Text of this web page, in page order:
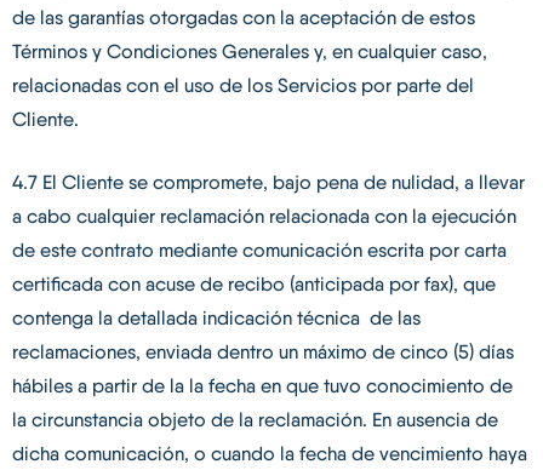
de las garantías otorgadas con la aceptación de estos
Términos y Condiciones Generales y, en cualquier caso,
relacionadas con el uso de los Servicios por parte del
Cliente.
4.7 El Cliente se compromete, bajo pena de nulidad, a llevar
a cabo cualquier reclamación relacionada con la ejecución
de este contrato mediante comunicación escrita por carta
certificada con acuse de recibo (anticipada por fax), que
contenga la detallada indicación técnica de las
reclamaciones, enviada dentro un máximo de cinco (5) días
hábiles a partir de la la fecha en que tuvo conocimiento de
la circunstancia objeto de la reclamación. En ausencia de
dicha comunicación, o cuando la fecha de vencimiento haya